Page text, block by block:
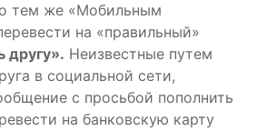
тем же «Мобильным
на «правильный»
Неизвестные путем
в социальной сети,
с просьбой пополнить
на банковскую карту